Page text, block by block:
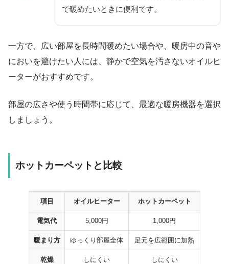
で暖めたいときに便利です。
一方で、広い部屋を長時間暖めたい場合や、暖房中の音や
においを避けたい人には、静かで空気を汚さないオイルヒ
ーターがおすすめです。
部屋の広さや使う時間帯に応じて、最適な暖房機器を選択
しましょう。
ホットカーペットと比較
項目 オイルヒーター ホットカーペット
電気代 5,000円 1,000円
暖まり方 ゆっくり部屋全体 足元を広範囲に加熱
乾燥 しにくい しにくい